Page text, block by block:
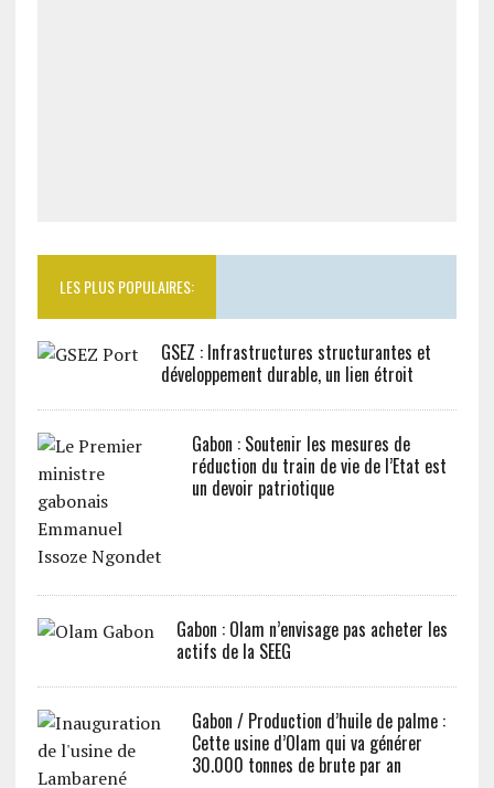
LES PLUS POPULAIRES:
GSEZ : Infrastructures structurantes et
développement durable, un lien étroit
Gabon : Soutenir les mesures de
réduction du train de vie de l’Etat est
un devoir patriotique
Gabon : Olam n’envisage pas acheter les
actifs de la SEEG
Gabon / Production d’huile de palme :
Cette usine d’Olam qui va générer
30.000 tonnes de brute par an